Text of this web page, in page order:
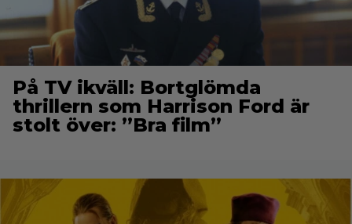
På TV ikväll: Bortglömda
thrillern som Harrison Ford är
stolt över: ”Bra film”